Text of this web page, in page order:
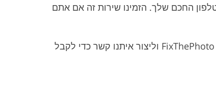
החכם שלך. הזמינו שירות זה אם אתם
אתה יכול לתקן את הגבות בתמונות הפורטרט שלך מבלי להתאמץ. אתה רק צריך להוריד את אפליקציית הגבות FixThePhoto וליצור איתנו קשר כדי לקבל